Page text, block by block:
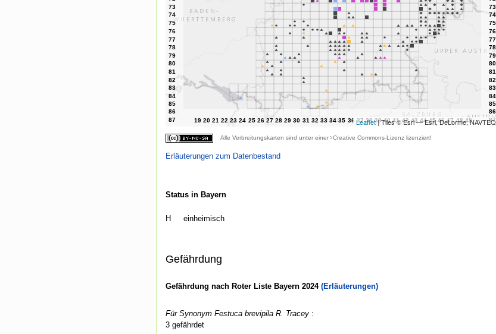
Leaflet| Tiles © Esri — Esri, DeLorme, NAVTEQ
Alle Verbreitungskarten sind unter einer Creative Commons-Lizenz lizenziert!
Erläuterungen zum Datenbestand
Status in Bayern
H einheimisch
Gefährdung
Gefährdung nach Roter Liste Bayern 2024 (Erläuterungen)
Für Synonym Festuca brevipila R. Tracey :
3 gefährdet